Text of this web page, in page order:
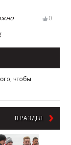
0
чтобы
В РАЗДЕЛ